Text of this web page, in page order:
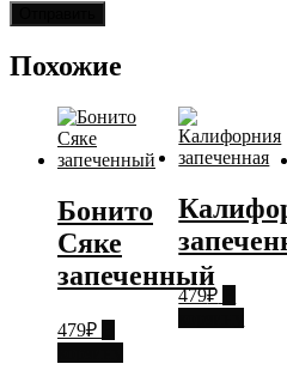
Похожие
Бонито
Сяке
запеченный
479₽
479₽